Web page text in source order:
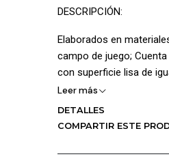
DESCRIPCIÓN:
Elaborados en
campo de juego;
con superficie lisa de
la lengüeta delgada se
suave al tacto
sensación de confort
superficies artificiales
Leer más
DETALLES
COMPARTIR ESTE